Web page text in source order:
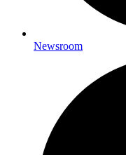
Newsroom